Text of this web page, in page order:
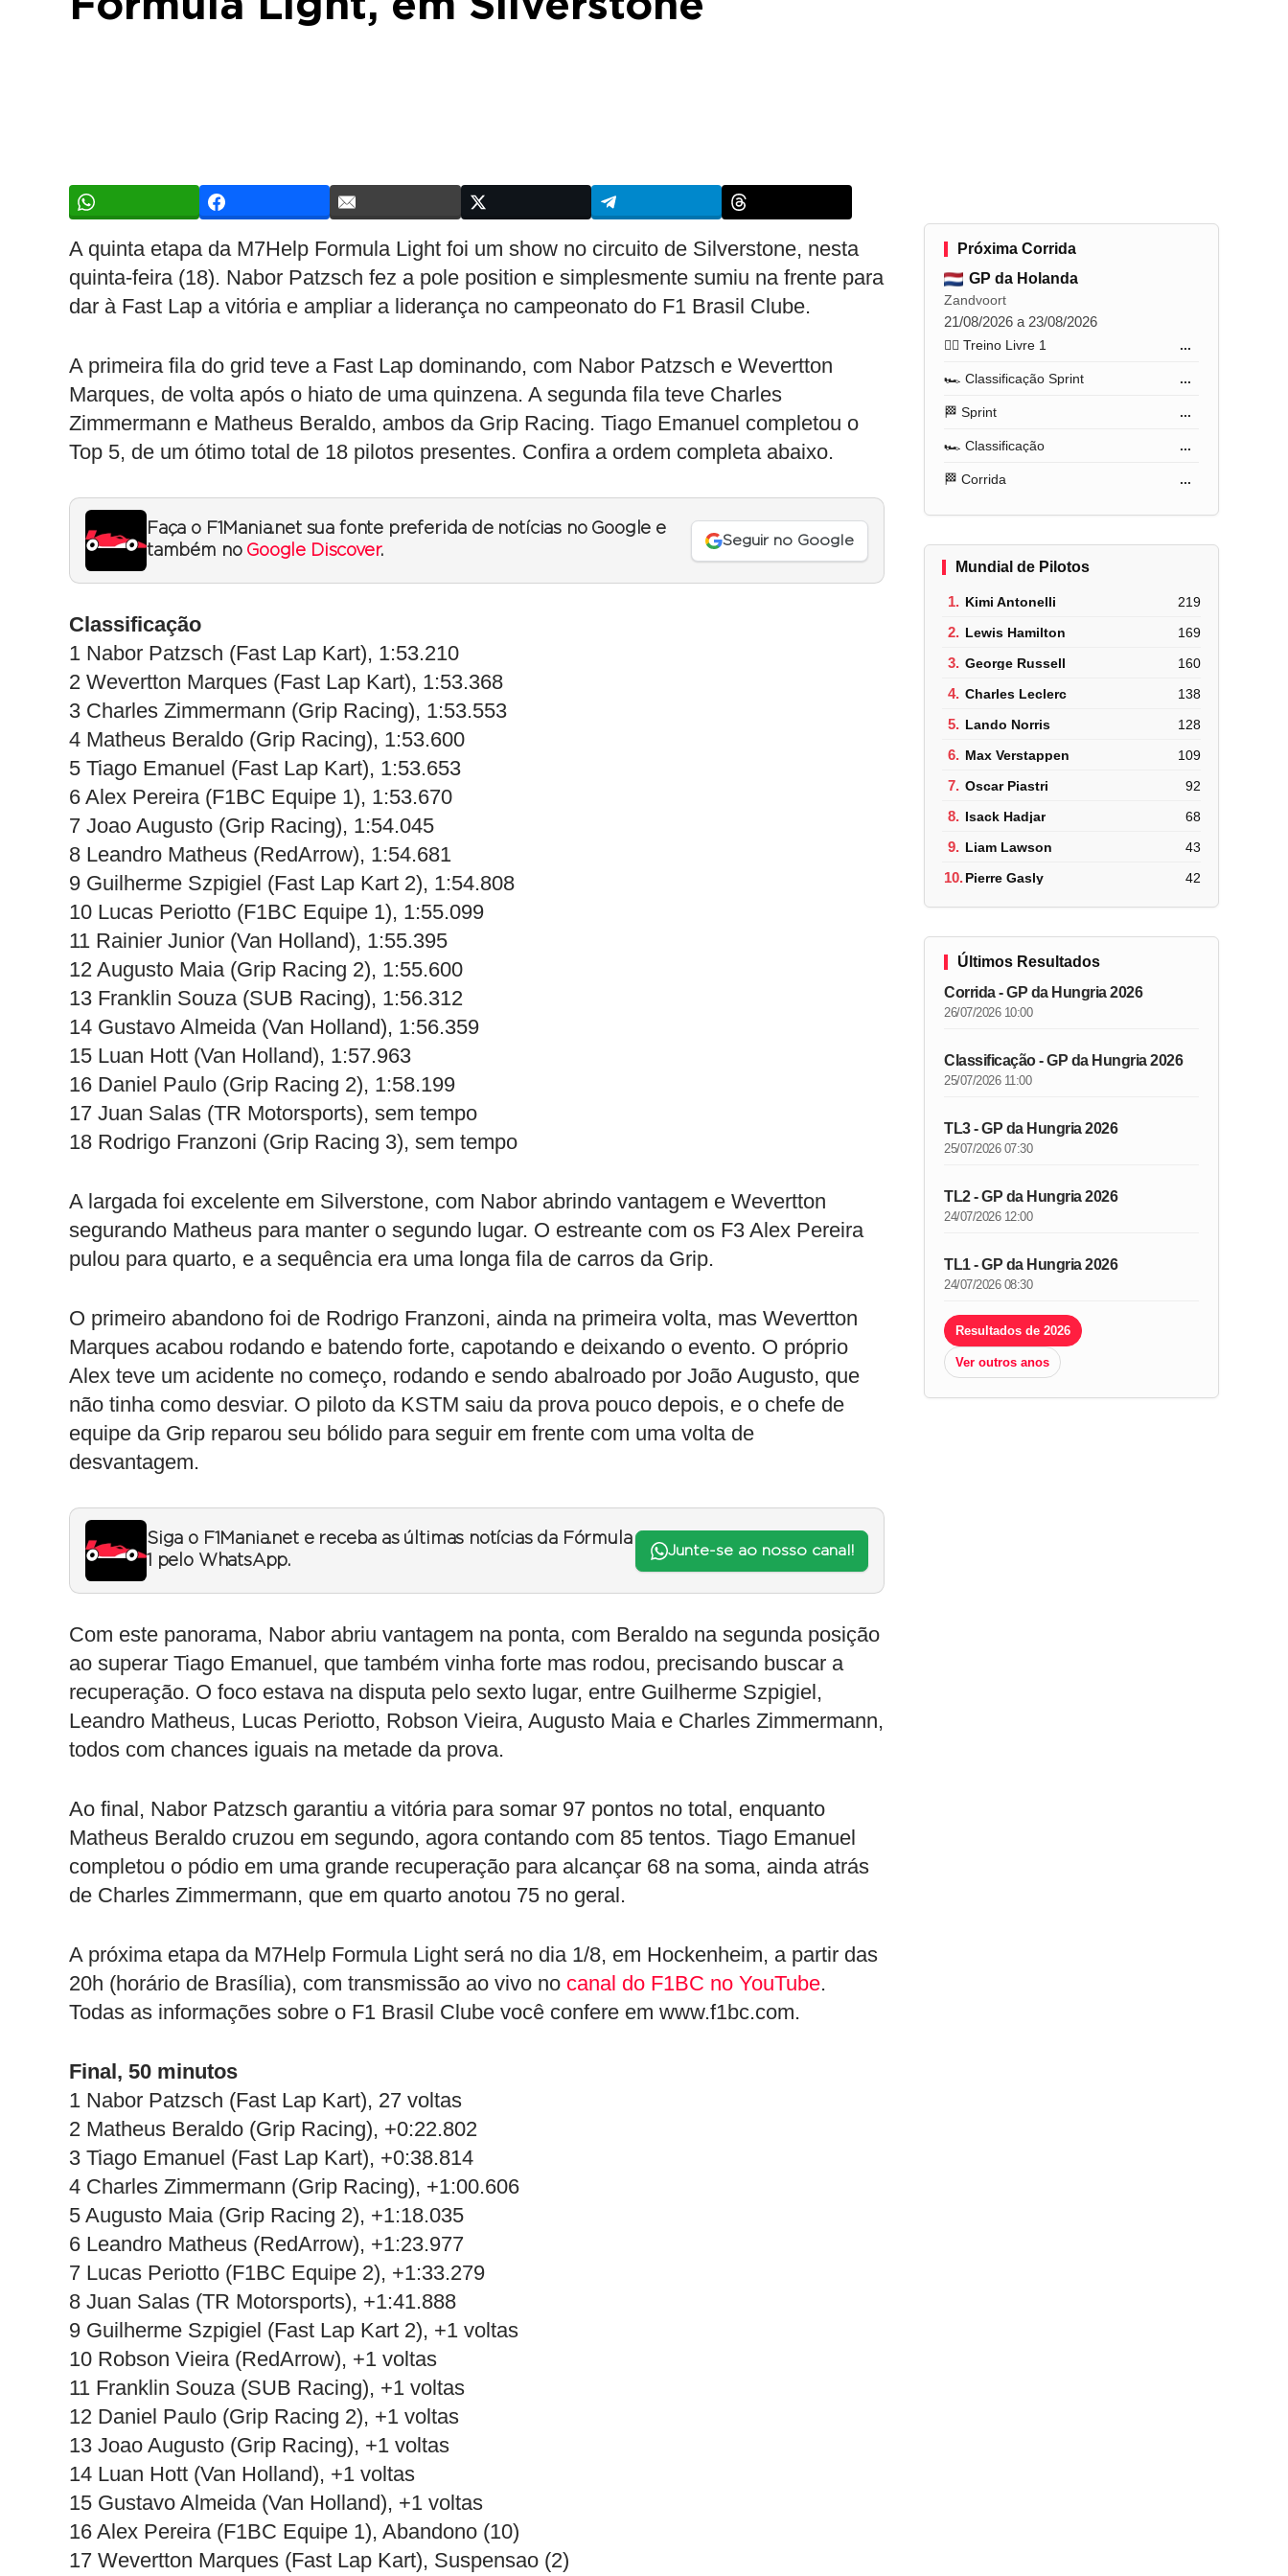
A quinta etapa da M7Help Formula Light foi um show no circuito de Silverstone, nesta
quinta-feira (18). Nabor Patzsch fez a pole position e simplesmente sumiu na frente para
dar à Fast Lap a vitória e ampliar a liderança no campeonato do F1 Brasil Clube.
A primeira fila do grid teve a Fast Lap dominando, com Nabor Patzsch e Wevertton
Marques, de volta após o hiato de uma quinzena. A segunda fila teve Charles
Zimmermann e Matheus Beraldo, ambos da Grip Racing. Tiago Emanuel completou o
Top 5, de um ótimo total de 18 pilotos presentes. Confira a ordem completa abaixo.
Faça o F1Mania.net sua fonte preferida de notícias no Google e
também no Google Discover.
Seguir no Google
Classificação
1 Nabor Patzsch (Fast Lap Kart), 1:53.210
2 Wevertton Marques (Fast Lap Kart), 1:53.368
3 Charles Zimmermann (Grip Racing), 1:53.553
4 Matheus Beraldo (Grip Racing), 1:53.600
5 Tiago Emanuel (Fast Lap Kart), 1:53.653
6 Alex Pereira (F1BC Equipe 1), 1:53.670
7 Joao Augusto (Grip Racing), 1:54.045
8 Leandro Matheus (RedArrow), 1:54.681
9 Guilherme Szpigiel (Fast Lap Kart 2), 1:54.808
10 Lucas Periotto (F1BC Equipe 1), 1:55.099
11 Rainier Junior (Van Holland), 1:55.395
12 Augusto Maia (Grip Racing 2), 1:55.600
13 Franklin Souza (SUB Racing), 1:56.312
14 Gustavo Almeida (Van Holland), 1:56.359
15 Luan Hott (Van Holland), 1:57.963
16 Daniel Paulo (Grip Racing 2), 1:58.199
17 Juan Salas (TR Motorsports), sem tempo
18 Rodrigo Franzoni (Grip Racing 3), sem tempo
A largada foi excelente em Silverstone, com Nabor abrindo vantagem e Wevertton
segurando Matheus para manter o segundo lugar. O estreante com os F3 Alex Pereira
pulou para quarto, e a sequência era uma longa fila de carros da Grip.
O primeiro abandono foi de Rodrigo Franzoni, ainda na primeira volta, mas Wevertton
Marques acabou rodando e batendo forte, capotando e deixando o evento. O próprio
Alex teve um acidente no começo, rodando e sendo abalroado por João Augusto, que
não tinha como desviar. O piloto da KSTM saiu da prova pouco depois, e o chefe de
equipe da Grip reparou seu bólido para seguir em frente com uma volta de
desvantagem.
Siga o F1Mania.net e receba as últimas notícias da Fórmula
1 pelo WhatsApp.
Junte-se ao nosso canal!
Com este panorama, Nabor abriu vantagem na ponta, com Beraldo na segunda posição
ao superar Tiago Emanuel, que também vinha forte mas rodou, precisando buscar a
recuperação. O foco estava na disputa pelo sexto lugar, entre Guilherme Szpigiel,
Leandro Matheus, Lucas Periotto, Robson Vieira, Augusto Maia e Charles Zimmermann,
todos com chances iguais na metade da prova.
Ao final, Nabor Patzsch garantiu a vitória para somar 97 pontos no total, enquanto
Matheus Beraldo cruzou em segundo, agora contando com 85 tentos. Tiago Emanuel
completou o pódio em uma grande recuperação para alcançar 68 na soma, ainda atrás
de Charles Zimmermann, que em quarto anotou 75 no geral.
A próxima etapa da M7Help Formula Light será no dia 1/8, em Hockenheim, a partir das
20h (horário de Brasília), com transmissão ao vivo no canal do F1BC no YouTube.
Todas as informações sobre o F1 Brasil Clube você confere em www.f1bc.com.
Final, 50 minutos
1 Nabor Patzsch (Fast Lap Kart), 27 voltas
2 Matheus Beraldo (Grip Racing), +0:22.802
3 Tiago Emanuel (Fast Lap Kart), +0:38.814
4 Charles Zimmermann (Grip Racing), +1:00.606
5 Augusto Maia (Grip Racing 2), +1:18.035
6 Leandro Matheus (RedArrow), +1:23.977
7 Lucas Periotto (F1BC Equipe 2), +1:33.279
8 Juan Salas (TR Motorsports), +1:41.888
9 Guilherme Szpigiel (Fast Lap Kart 2), +1 voltas
10 Robson Vieira (RedArrow), +1 voltas
11 Franklin Souza (SUB Racing), +1 voltas
12 Daniel Paulo (Grip Racing 2), +1 voltas
13 Joao Augusto (Grip Racing), +1 voltas
14 Luan Hott (Van Holland), +1 voltas
15 Gustavo Almeida (Van Holland), +1 voltas
16 Alex Pereira (F1BC Equipe 1), Abandono (10)
17 Wevertton Marques (Fast Lap Kart), Suspensao (2)
Próxima Corrida
GP da Holanda
Zandvoort
21/08/2026 a 23/08/2026
🏋️‍♂️ Treino Livre 1 ...
🏎️ Classificação Sprint ...
🏁 Sprint ...
🏎️ Classificação ...
🏁 Corrida ...
Mundial de Pilotos
1. Kimi Antonelli 219
2. Lewis Hamilton 169
3. George Russell 160
4. Charles Leclerc 138
5. Lando Norris 128
6. Max Verstappen 109
7. Oscar Piastri 92
8. Isack Hadjar 68
9. Liam Lawson 43
10.Pierre Gasly 42
Últimos Resultados
Corrida - GP da Hungria 2026
26/07/2026 10:00
Classificação - GP da Hungria 2026
25/07/2026 11:00
TL3 - GP da Hungria 2026
25/07/2026 07:30
TL2 - GP da Hungria 2026
24/07/2026 12:00
TL1 - GP da Hungria 2026
24/07/2026 08:30
Resultados de 2026
Ver outros anos